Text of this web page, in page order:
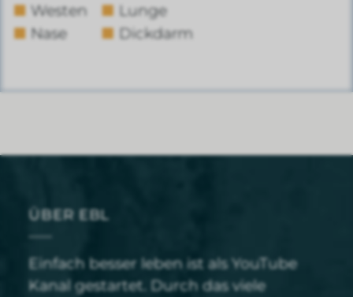
Westen
Nase
Lunge
Dickdarm
ÜBER EBL
Einfach besser leben ist als YouTube
Kanal gestartet. Durch das viele